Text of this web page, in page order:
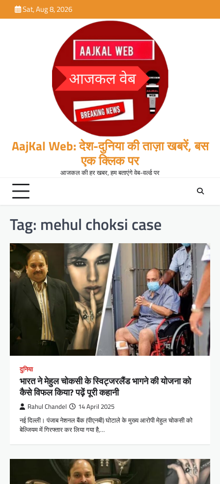
to
Sat, Aug 8, 2026
AajKal Web: देश-दुनिया की ताज़ा खबरें, बस
एक क्लिक पर
आजकल की हर खबर, हम बताएंगे वेब-वर्ल्ड पर
Tag: mehul choksi case
दुनिया
भारत ने मेहुल चोकसी के स्विट्जरलैंड भागने की योजना को
कैसे विफल किया? पढ़ें पूरी कहानी
Rahul Chandel 14 April 2025
नई दिल्ली। पंजाब नेशनल बैंक (पीएनबी) घोटाले के मुख्य आरोपी मेहुल चोकसी को
बेल्जियम में गिरफ्तार कर लिया गया है,…